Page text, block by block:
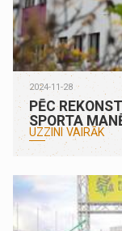
2024-11-28
PĒC
SPORTA
UZZINI VAIRĀK